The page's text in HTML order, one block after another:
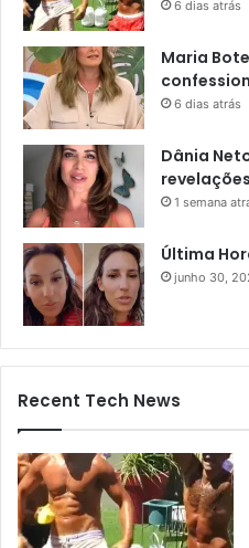
6 dias atrás
Maria
6 dias atrás
Dânia
revelações
1 semana
Última
junho 30,
Recent Tech News